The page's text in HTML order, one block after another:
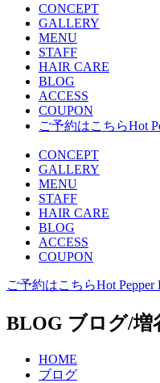
CONCEPT
GALLERY
MENU
STAFF
HAIR CARE
BLOG
ACCESS
COUPON
ご予約はこちらHot
CONCEPT
GALLERY
MENU
STAFF
HAIR CARE
BLOG
ACCESS
COUPON
ご予約はこちらHot Pepper
BLOG ブログ/増
HOME
ブログ